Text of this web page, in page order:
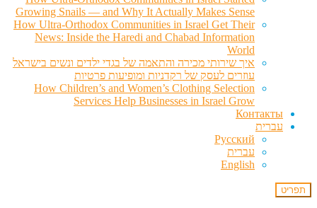
Growing Snails — and Why It Actually Makes Sense
How Ultra-Orthodox Communities in Israel Get Their
News: Inside the Haredi and Chabad Information
World
איך שירותי מכירה והתאמה של בגדי ילדים ונשים בישראל
עוזרים לעסק של רקדניות ומופיעות פרטיות
How Children’s and Women’s Clothing Selection
Services Help Businesses in Israel Grow
Контакты
עברית
Русский
עברית
English
תפריט